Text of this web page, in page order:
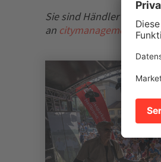
Sie sind Händler oder
an